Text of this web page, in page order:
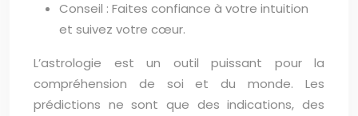
Conseil : Faites confiance à votre intuition
et suivez votre cœur.
L’astrologie est un outil puissant pour la
compréhension de soi et du monde. Les
prédictions ne sont que des indications, des